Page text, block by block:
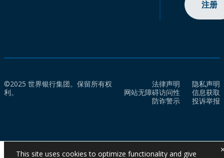
注册
©2025 世界银行集团。保留所有权
利。
法律声明
隐私声明
网站无障碍访问性
信息获取
防诈警示
投诉举报
This site uses cookies to optimize functionality and give